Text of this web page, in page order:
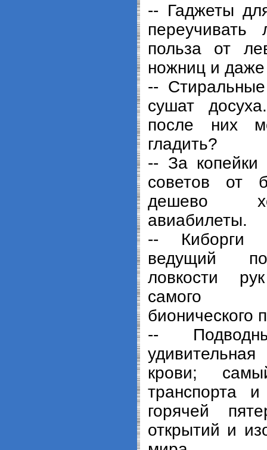
-- Гаджеты
польза от
ножниц и
--
сушат
после них
гладить?
-- За копейки
советов от
дешево
авиабилеты.
-- Киборги
ведущий
ловкости
самого
бионического
--
крови;
транспорта
горячей
открытий и